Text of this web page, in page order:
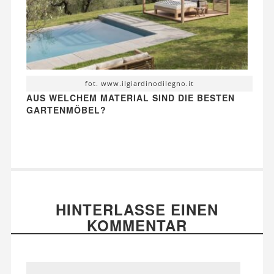
fot. www.ilgiardinodilegno.it
AUS WELCHEM MATERIAL SIND DIE BESTEN
GARTENMÖBEL?
HINTERLASSE EINEN
KOMMENTAR